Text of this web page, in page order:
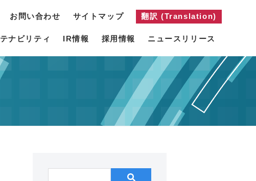
お問い合わせ サイトマップ 翻訳 (Translation)
ナビリティ IR情報 採用情報 ニュースリリース